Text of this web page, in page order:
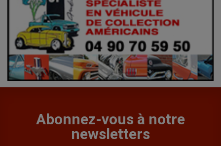
Abonnez-vous à notre
newsletters